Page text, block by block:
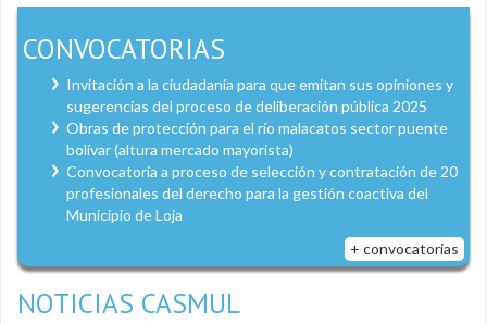
CONVOCATORIAS
Invitación a la ciudadanía para que emitan sus opiniones y
sugerencias del proceso de deliberación pública 2025
Obras de protección para el río malacatos sector puente
bolívar (altura mercado mayorista)
Convocatoria a proceso de selección y contratación de 20
profesionales del derecho para la gestión coactiva del
Municipio de Loja
+ convocatorias
NOTICIAS CASMUL